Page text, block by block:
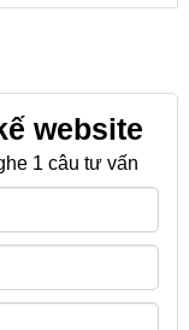
website
1 câu tư vấn